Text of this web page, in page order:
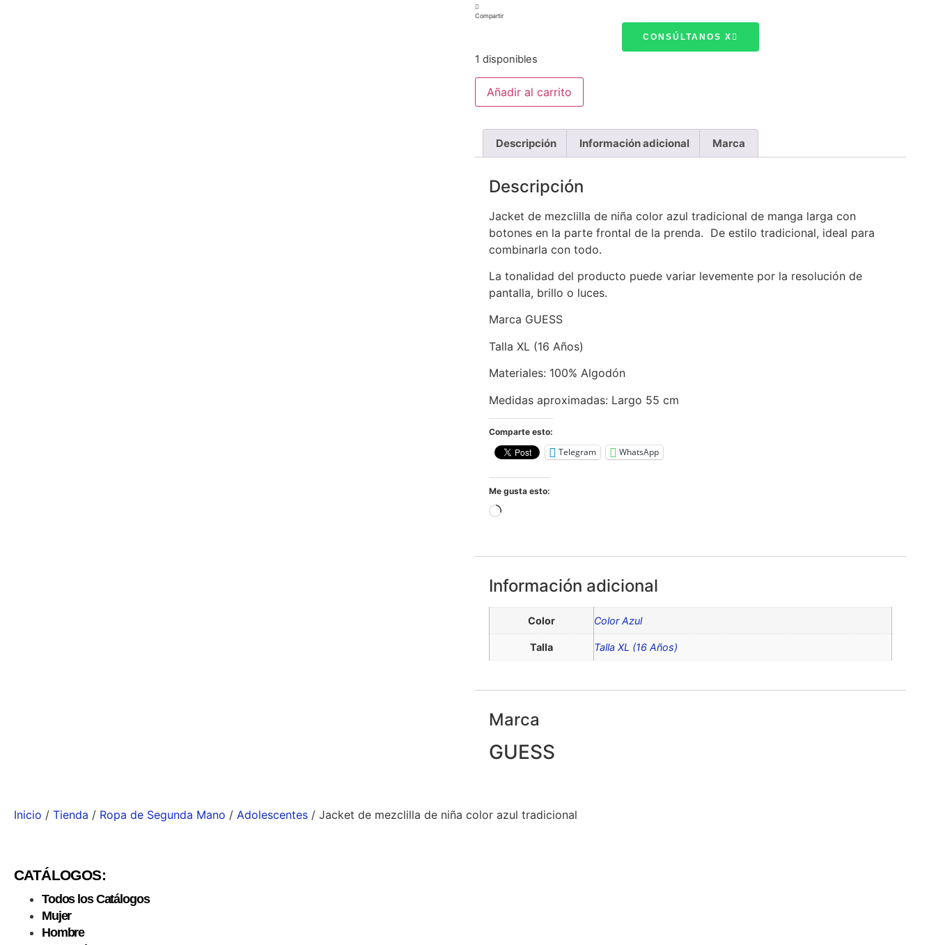
Compartir
CONSÚLTANOS X
1 disponibles
Añadir al carrito
Descripción Información adicional Marca
Descripción
Jacket de mezclilla de niña color azul tradicional de manga larga con
botones en la parte frontal de la prenda. De estilo tradicional, ideal para
combinarla con todo.
La tonalidad del producto puede variar levemente por la resolución de
pantalla, brillo o luces.
Marca GUESS
Talla XL (16 Años)
Materiales: 100% Algodón
Medidas aproximadas: Largo 55 cm
Comparte esto:
Telegram WhatsApp
Me gusta esto:
Información adicional
Color Color Azul
Talla Talla XL (16 Años)
Marca
GUESS
Inicio / Tienda / Ropa de Segunda Mano / Adolescentes / Jacket de mezclilla de niña color azul tradicional
CATÁLOGOS:
Todos los Catálogos
Mujer
Hombre